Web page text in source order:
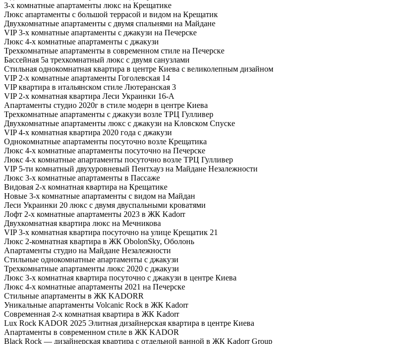
3-х комнатные апартаменты люкс на Крещатике
Люкс апартаменты с большой террасой и видом на Крещатик
Двухкомнатные апартаменты с двумя спальнями на Майдане
VIP 3-х комнатные апартаменты с джакузи на Печерске
Люкс 4-х комнатные апартаменты с джакузи
Трехкомнатные апартаменты в современном стиле на Печерске
Бассейная 5а трехкомнатный люкс с двумя санузлами
Стильная однокомнатная квартира в центре Киева с великолепным дизайном
VIP 2-х комнатные апартаменты Гоголевская 14
VIP квартира в итальянском стиле Лютеранская 3
VIP 2-х комнатная квартира Леси Украинки 16-А
Апартаменты студио 2020г в стиле модерн в центре Киева
Трехкомнатные апартаменты с джакузи возле ТРЦ Гулливер
Двухкомнатные апартаменты люкс с джакузи на Кловском Спуске
VIP 4-х комнатная квартира 2020 года с джакузи
Однокомнатные апартаменты посуточно возле Крещатика
Люкс 4-х комнатные апартаменты посуточно на Печерске
Люкс 4-х комнатные апартаменты посуточно возле ТРЦ Гулливер
VIP 5-ти комнатный двухуровневый Пентхауз на Майдане Незалежности
Люкс 3-х комнатные апартаменты в Пассаже
Видовая 2-х комнатная квартира на Крещатике
Новые 3-х комнатные апартаменты с видом на Майдан
Леси Украинки 20 люкс с двумя двуспальными кроватями
Лофт 2-х комнатные апартаменты 2023 в ЖК Kadorr
Двухкомнатная квартира люкс на Мечникова
VIP 3-х комнатная квартира посуточно на улице Крещатик 21
Люкс 2-комнатная квартира в ЖК ObolonSky, Оболонь
Апартаменты студио на Майдане Незалежности
Стильные однокомнатные апартаменты с джакузи
Трехкомнатные апартаменты люкс 2020 с джакузи
Люкс 3-х комнатная квартира посуточно с джакузи в центре Киева
Люкс 4-х комнатные апартаменты 2021 на Печерске
Стильные апартаменты в ЖК KADORR
Уникальные апартаменты Volcanic Rock в ЖК Kadorr
Современная 2-х комнатная квартира в ЖК Kadorr
Lux Rock KADOR 2025 Элитная дизайнерская квартира в центре Киева
Апартаменты в современном стиле в ЖК KADOR
Black Rock — дизайнерская квартира с отдельной ванной в ЖК Kadorr Group